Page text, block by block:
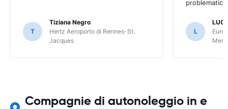
T
Tiziana Negro
Hertz Aeroporto di Rennes-St.
Jacques
L
Compagnie di autonoleggio in e